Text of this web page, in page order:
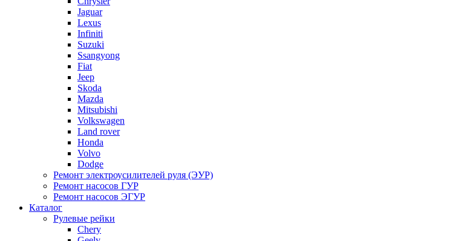
Jaguar
Lexus
Infiniti
Suzuki
Ssangyong
Fiat
Jeep
Skoda
Mazda
Mitsubishi
Volkswagen
Land rover
Honda
Volvo
Dodge
Ремонт электроусилителей руля (ЭУР)
Ремонт насосов ГУР
Ремонт насосов ЭГУР
Каталог
Рулевые рейки
Chery